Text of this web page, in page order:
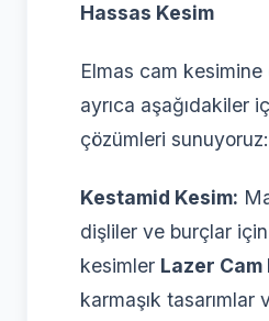
Hassas Kesim
Elmas cam
ayrıca aşağıdakiler
çözümleri sunuyoruz:
Kestamid Kesim:
dişliler ve burçlar
kesimler Lazer Cam
karmaşık